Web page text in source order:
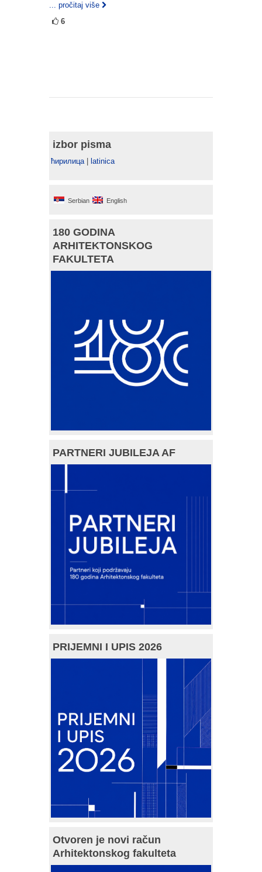
... pročitaj više
6
izbor pisma
ћирилица| latinica
Serbian English
180 GODINA
ARHITEKTONSKOG
FAKULTETA
PARTNERI JUBILEJA AF
PRIJEMNI I UPIS 2026
Otvoren je novi račun
Arhitektonskog fakulteta